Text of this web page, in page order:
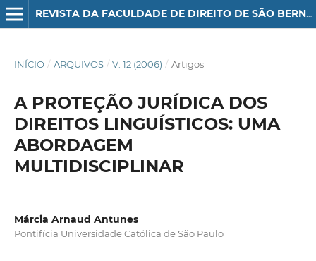
REVISTA DA FACULDADE DE DIREITO DE SÃO BERNARDO DO CAMPO
INÍCIO / ARQUIVOS / V. 12 (2006) / Artigos
A PROTEÇÃO JURÍDICA DOS
DIREITOS LINGUÍSTICOS: UMA
ABORDAGEM
MULTIDISCIPLINAR
Márcia Arnaud Antunes
Pontifícia Universidade Católica de São Paulo